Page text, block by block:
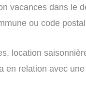
vacances dans le
ou code
location
en relation avec